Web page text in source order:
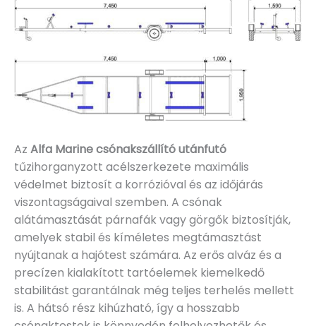
Az Alfa Marine csónakszállító utánfutó
tűzihorganyzott acélszerkezete maximális
védelmet biztosít a korrózióval és az időjárás
viszontagságaival szemben. A csónak
alátámasztását párnafák vagy görgők biztosítják,
amelyek stabil és kíméletes megtámasztást
nyújtanak a hajótest számára. Az erős alváz és a
precízen kialakított tartóelemek kiemelkedő
stabilitást garantálnak még teljes terhelés mellett
is. A hátsó rész kihúzható, így a hosszabb